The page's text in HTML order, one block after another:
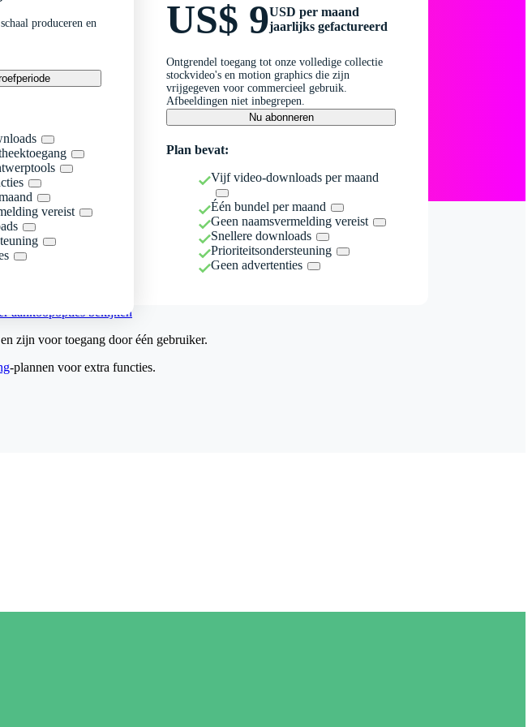
produceren en
vereist
US$ 9USD per maand
jaarlijks gefactureerd
Ontgrendel toegang tot onze volledige collectie
stockvideo's en motion graphics die zijn
vrijgegeven voor commercieel gebruik.
Afbeeldingen niet inbegrepen.
Nu abonneren
Plan bevat:
Vijf video-downloads per maand
Één bundel per maand
Geen naamsvermelding vereist
Snellere downloads
Prioriteitsondersteuning
Geen advertenties
aankoopopties bekijken
en zijn voor toegang door één gebruiker.
-plannen voor extra functies.